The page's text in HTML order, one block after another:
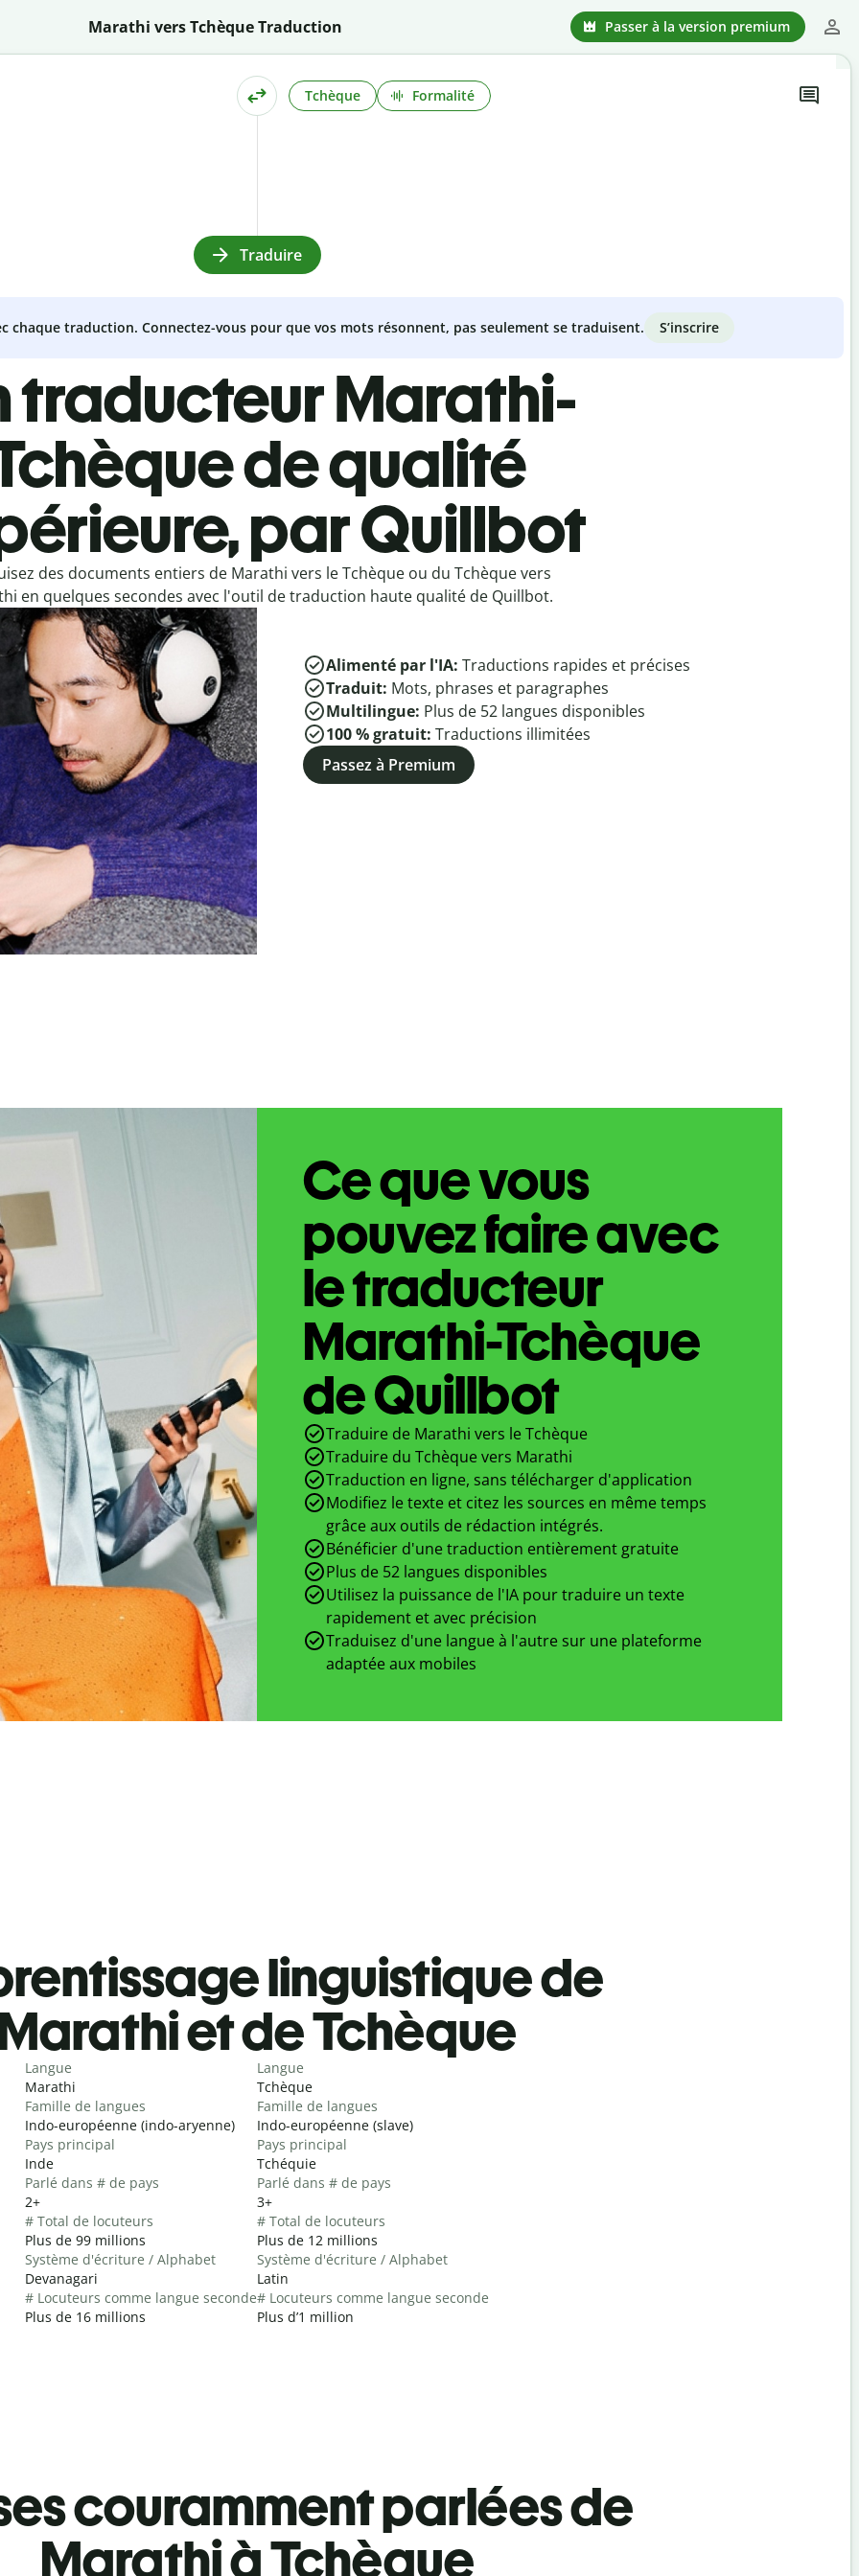
Marathi vers Tchèque Traduction Passer à la version premium
Tchèque Formalité
Traduire
chaque traduction. Connectez-vous pour que vos mots résonnent, pas seulement se traduisent. S’inscrire
traducteur Marathi-
de qualité
par Quillbot
des documents entiers de Marathi vers le Tchèque ou du Tchèque vers
en quelques secondes avec l'outil de traduction haute qualité de Quillbot.
Alimenté par l'IA: Traductions rapides et précises
Traduit: Mots, phrases et paragraphes
Multilingue: Plus de 52 langues disponibles
100 % gratuit: Traductions illimitées
Passez à Premium
Ce que vous
pouvez faire avec
le traducteur
Marathi-Tchèque
de Quillbot
Traduire de Marathi vers le Tchèque
Traduire du Tchèque vers Marathi
Traduction en ligne, sans télécharger d'application
Modifiez le texte et citez les sources en même temps
grâce aux outils de rédaction intégrés.
Bénéficier d'une traduction entièrement gratuite
Plus de 52 langues disponibles
Utilisez la puissance de l'IA pour traduire un texte
rapidement et avec précision
Traduisez d'une langue à l'autre sur une plateforme
adaptée aux mobiles
linguistique de
et de Tchèque
Langue
Marathi
Famille de langues
Indo-européenne (indo-aryenne)
Pays principal
Inde
Parlé dans # de pays
2+
# Total de locuteurs
Plus de 99 millions
Système d'écriture / Alphabet
Devanagari
# Locuteurs comme langue seconde
Plus de 16 millions
Langue
Tchèque
Famille de langues
Indo-européenne (slave)
Pays principal
Tchéquie
Parlé dans # de pays
3+
# Total de locuteurs
Plus de 12 millions
Système d'écriture / Alphabet
Latin
# Locuteurs comme langue seconde
Plus d’1 million
couramment parlées de
Marathi à Tchèque